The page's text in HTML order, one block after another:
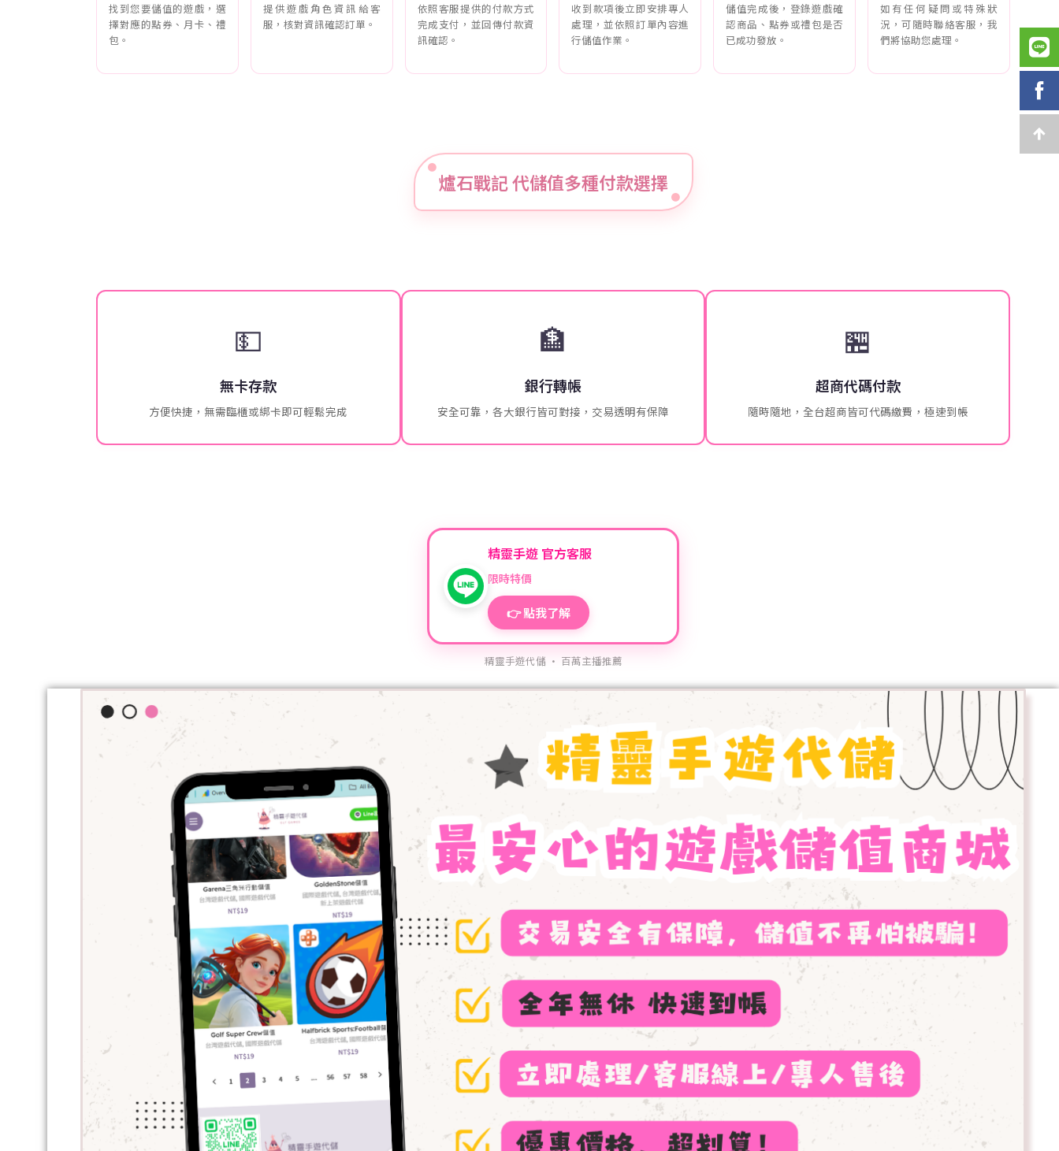
找到您要儲值的遊戲，選
擇對應的點券、月卡、禮
包。
提供遊戲角色資訊給客
服，核對資訊確認訂單。
依照客服提供的付款方式
完成支付，並回傳付款資
訊確認。
收到款項後立即安排專人
處理，並依照訂單內容進
行儲值作業。
儲值完成後，登錄遊戲確
認商品、點券或禮包是否
已成功發放。
如有任何疑問或特殊狀
況，可隨時聯絡客服，我
們將協助您處理。
爐石戰記 代儲值多種付款選擇
💵
無卡存款
方便快捷，無需臨櫃或綁卡即可輕鬆完成
🏦
銀行轉帳
安全可靠，各大銀行皆可對接，交易透明有保障
🏪
超商代碼付款
隨時隨地，全台超商皆可代碼繳費，極速到帳
精靈手遊 官方客服
限時特價
👉 點我了解
精靈手遊代儲 · 百萬主播推薦